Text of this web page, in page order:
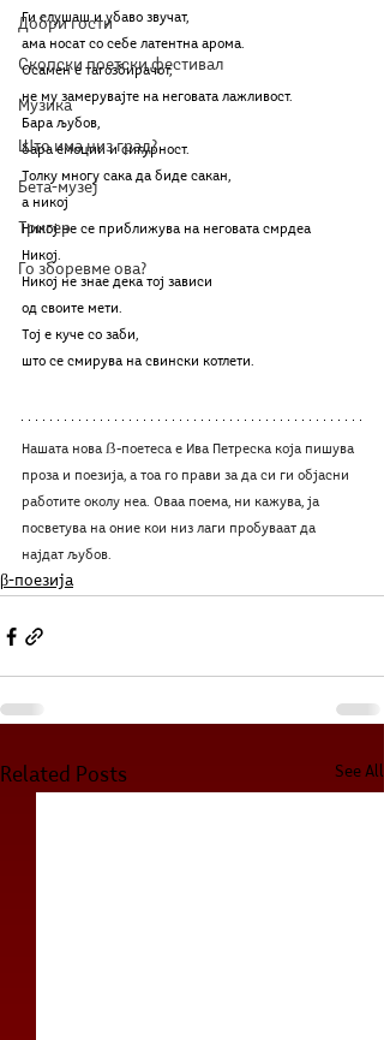
Добри гости
Скопски поетски фестивал
Музика
Што има низ град?
Бета-музеј
Тригер
Го зборевме ова?
Ги слушаш и убаво звучат,
ама носат со себе латентна арома.
Осамен е тагозбирачот,
не му замерувајте на неговата лажливост.
Бара љубов,
бара емоции и сигурност.
Толку многу сака да биде сакан,
а никој
Никој не се приближува на неговата смрдеа
Никој.
Никој не знае дека тој зависи
од своите мети.
Тој е куче со заби,
што се смирува на свински котлети.
Нашата нова ẞ-поетеса е Ива Петреска која пишува
проза и поезија, а тоа го прави за да си ги објасни
работите околу неа. Оваа поема, ни кажува, ја
посветува на оние кои низ лаги пробуваат да
најдат љубов.
β-поезија
Related Posts See All